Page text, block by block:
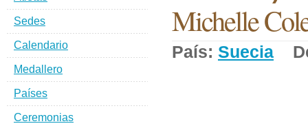
Michelle
País: Suecia
Sedes
Calendario
Medallero
Países
Ceremonias